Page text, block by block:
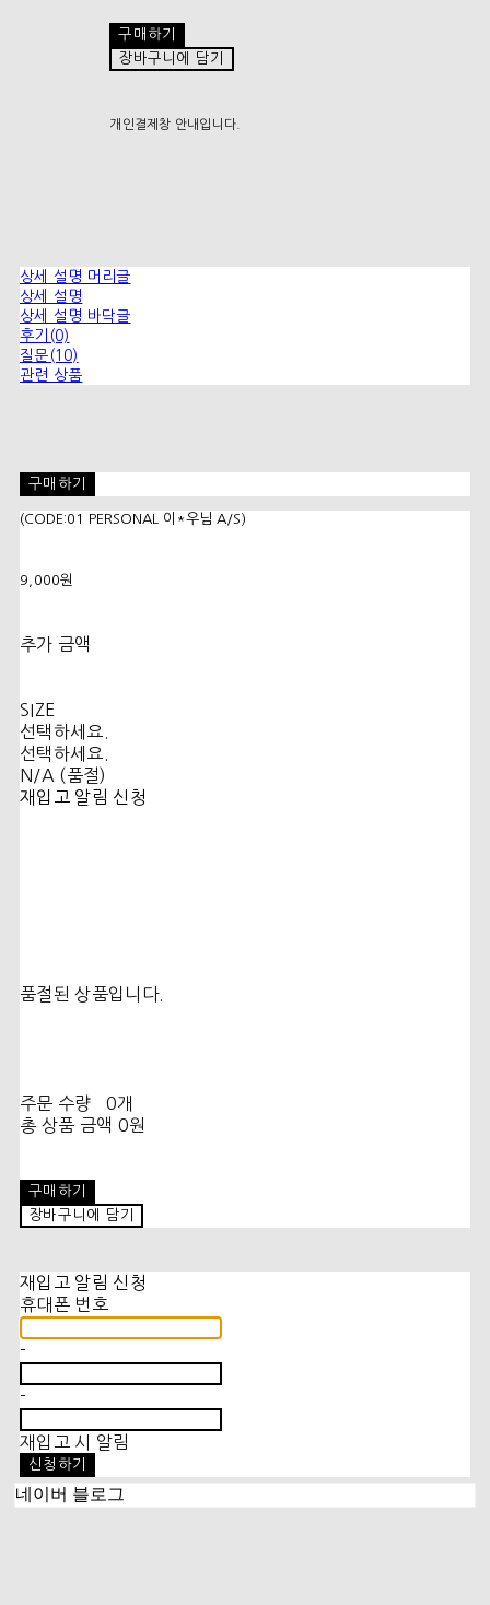
구매하기
장바구니에 담기
개인결제창 안내입니다.
상세 설명 머리글
상세 설명
상세 설명 바닥글
후기(0)
질문(10)
관련 상품
구매하기
(CODE:01 PERSONAL 이*우님 A/S)
9,000원
추가 금액
SIZE
선택하세요.
선택하세요.
N/A (품절)
재입고 알림 신청
품절된 상품입니다.
주문 수량
0개
총 상품 금액 0원
구매하기
장바구니에 담기
재입고 알림 신청
휴대폰 번호
-
-
재입고 시 알림
신청하기
네이버 블로그